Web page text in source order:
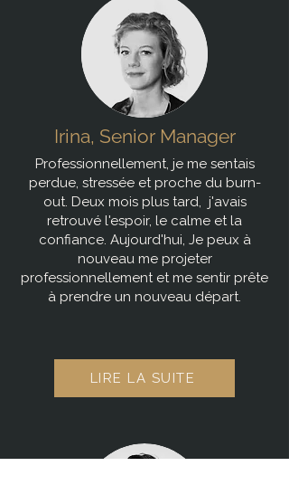
Irina, Senior Manager
Professionnellement, je me sentais
perdue, stressée et proche du burn-
out. Deux mois plus tard, j'avais
retrouvé l'espoir, le calme et la
confiance. Aujourd'hui, Je peux à
nouveau me projeter
professionnellement et me sentir prête
à prendre un nouveau départ.
LIRE LA SUITE